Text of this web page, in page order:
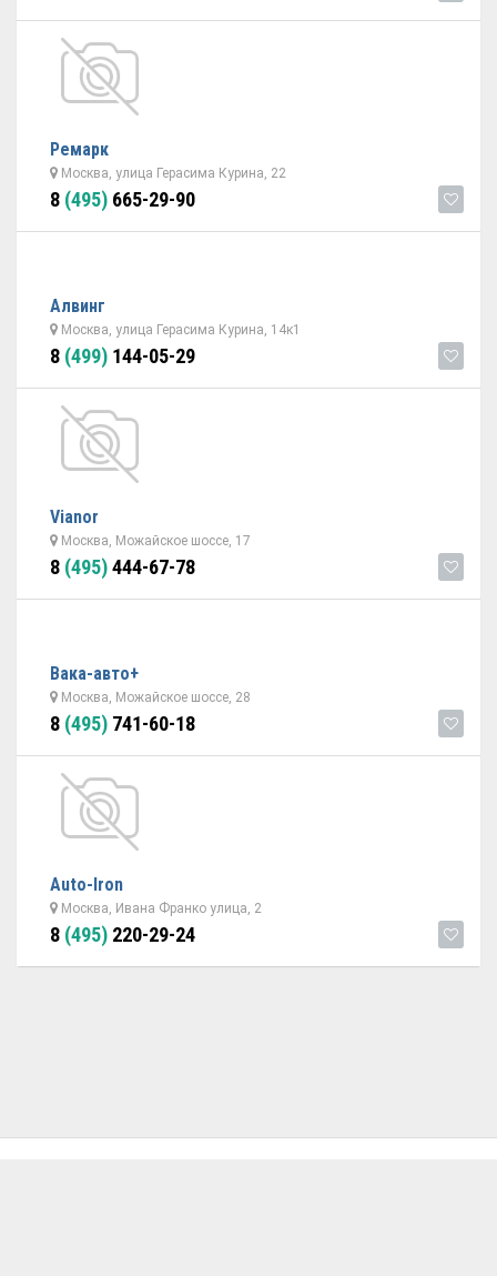
Ремарк
Москва, улица Герасима Курина, 22
8 (495) 665-29-90
Алвинг
Москва, улица Герасима Курина, 14к1
8 (499) 144-05-29
Vianor
Москва, Можайское шоссе, 17
8 (495)444-67-78
Вака-авто+
Москва, Можайское шоссе, 28
8 (495) 741-60-18
Auto-Iron
Москва, Ивана Франко улица, 2
8 (495) 220-29-24